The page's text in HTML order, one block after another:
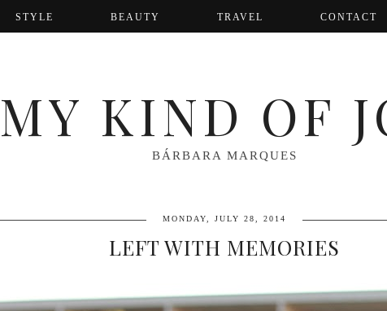
STYLE BEAUTY TRAVEL CONTACT
MY KIND OF
BÁRBARA MARQUES
MONDAY, JULY 28, 2014
LEFT WITH MEMORIES